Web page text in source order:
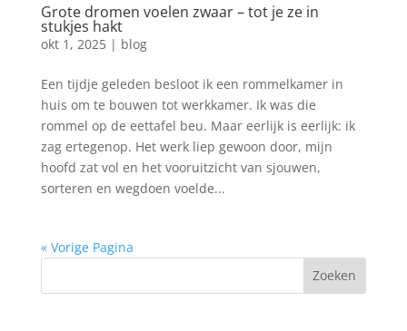
Grote dromen voelen zwaar – tot je ze in
stukjes hakt
okt 1, 2025| blog
Een tijdje geleden besloot ik een rommelkamer in
huis om te bouwen tot werkkamer. Ik was die
rommel op de eettafel beu. Maar eerlijk is eerlijk: ik
zag ertegenop. Het werk liep gewoon door, mijn
hoofd zat vol en het vooruitzicht van sjouwen,
sorteren en wegdoen voelde...
« Vorige Pagina
Zoeken